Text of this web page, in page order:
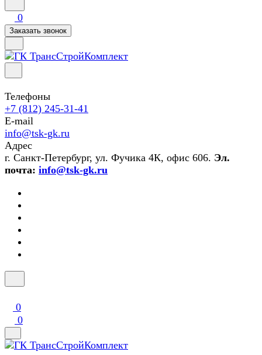
0
Заказать звонок
Телефоны
+7 (812) 245-31-41
E-mail
info@tsk-gk.ru
Адрес
г. Санкт-Петербург, ул. Фучика 4К, офис 606. Эл.
почта: info@tsk-gk.ru
0
0